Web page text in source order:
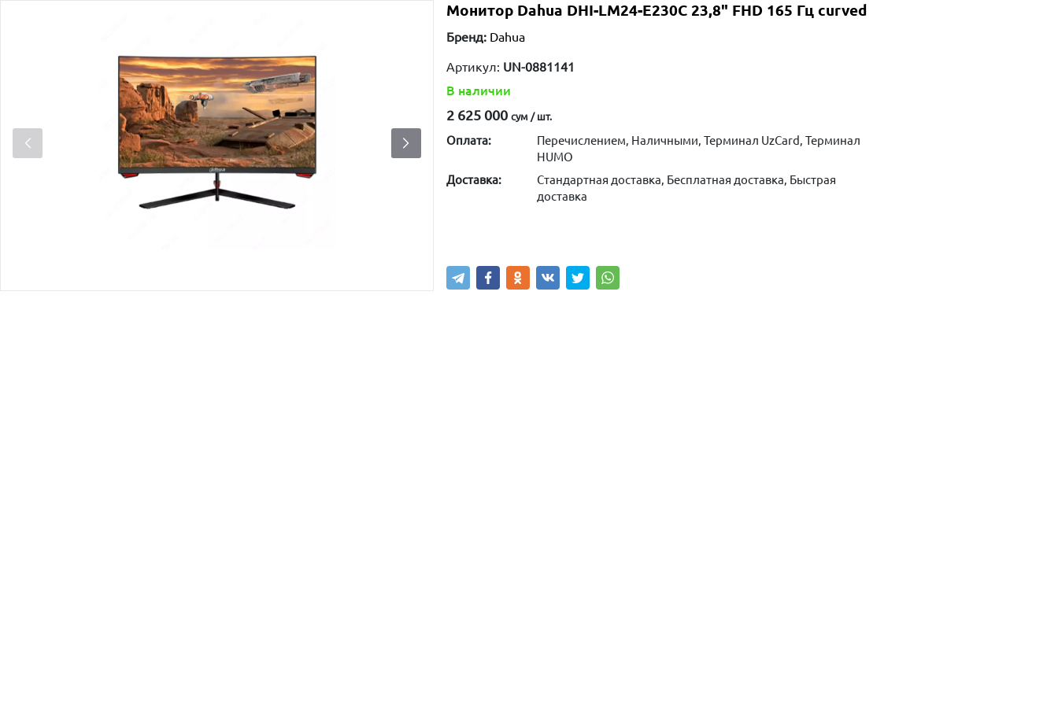
Монитор Dahua DHI-LM24-E230C 23,8" FHD 165 Гц curved
Бренд: Dahua
Артикул: UN-0881141
В наличии
2 625 000 сум / шт.
Оплата:
Перечислением, Наличными, Терминал UzCard, Терминал
HUMO
Доставка:
Стандартная доставка, Бесплатная доставка, Быстрая
доставка